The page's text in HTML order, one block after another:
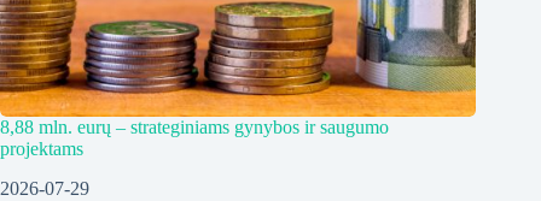
8,88 mln. eurų – strateginiams gynybos ir saugumo
projektams
2026-07-29